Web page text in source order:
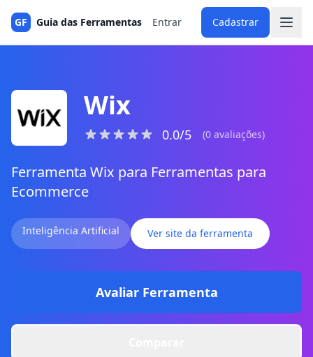
GF Guia das Ferramentas Entrar Cadastrar
Wix
0.0/5 (0 avaliações)
Ferramenta Wix para Ferramentas para
Ecommerce
Inteligência Artificial Ver site da ferramenta
Avaliar Ferramenta